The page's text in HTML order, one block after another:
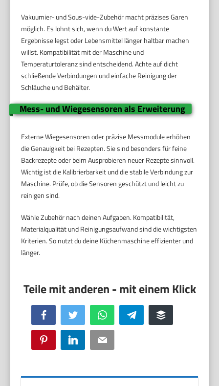
Vakuumier- und Sous-vide-Zubehör macht präzises Garen
möglich. Es lohnt sich, wenn du Wert auf konstante
Ergebnisse legst oder Lebensmittel länger haltbar machen
willst. Kompatibilität mit der Maschine und
Temperaturtoleranz sind entscheidend. Achte auf dicht
schließende Verbindungen und einfache Reinigung der
Schläuche und Behälter.
Mess- und Wiegesensoren als Erweiterung
Externe Wiegesensoren oder präzise Messmodule erhöhen
die Genauigkeit bei Rezepten. Sie sind besonders für feine
Backrezepte oder beim Ausprobieren neuer Rezepte sinnvoll.
Wichtig ist die Kalibrierbarkeit und die stabile Verbindung zur
Maschine. Prüfe, ob die Sensoren geschützt und leicht zu
reinigen sind.
Wähle Zubehör nach deinen Aufgaben. Kompatibilität,
Materialqualität und Reinigungsaufwand sind die wichtigsten
Kriterien. So nutzt du deine Küchenmaschine effizienter und
länger.
Facebook Twitter WhatsApp Telegram Buffer
Pinterest LinkedIn Email